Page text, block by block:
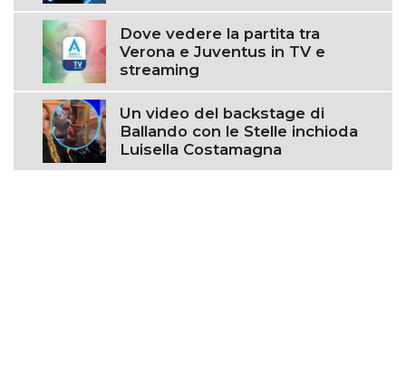
Dove vedere la partita tra
Verona e Juventus in TV e
streaming
Un video del backstage di
Ballando con le Stelle inchioda
Luisella Costamagna